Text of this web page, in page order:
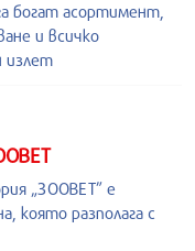
богат асортимент,
и всичко
излет
„ЗООВЕТ” е
която разполага с